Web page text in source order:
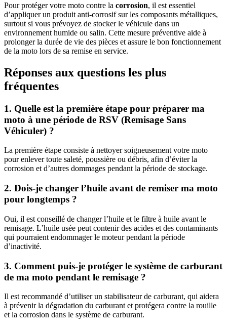
Pour protéger votre moto contre la corrosion, il est essentiel
d’appliquer un produit anti-corrosif sur les composants métalliques,
surtout si vous prévoyez de stocker le véhicule dans un
environnement humide ou salin. Cette mesure préventive aide à
prolonger la durée de vie des pièces et assure le bon fonctionnement
de la moto lors de sa remise en service.
Réponses aux questions les plus
fréquentes
1. Quelle est la première étape pour préparer ma
moto à une période de RSV (Remisage Sans
Véhiculer) ?
La première étape consiste à nettoyer soigneusement votre moto
pour enlever toute saleté, poussière ou débris, afin d’éviter la
corrosion et d’autres dommages pendant la période de stockage.
2. Dois-je changer l’huile avant de remiser ma moto
pour longtemps ?
Oui, il est conseillé de changer l’huile et le filtre à huile avant le
remisage. L’huile usée peut contenir des acides et des contaminants
qui pourraient endommager le moteur pendant la période
d’inactivité.
3. Comment puis-je protéger le système de carburant
de ma moto pendant le remisage ?
Il est recommandé d’utiliser un stabilisateur de carburant, qui aidera
à prévenir la dégradation du carburant et protégera contre la rouille
et la corrosion dans le système de carburant.